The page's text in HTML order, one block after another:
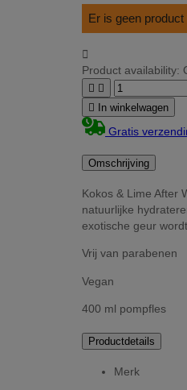
Er is geen

Product availability:
 

In winkelwagen
Gratis
Omschrijving
Kokos & Lime After
natuurlijke
exotische geur
Vrij van parabenen
Vegan
400 ml pompfles
Productdetails
Merk